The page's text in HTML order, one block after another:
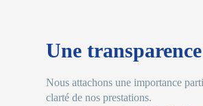
Une
Nous attachons une importance
clarté de nos prestations.